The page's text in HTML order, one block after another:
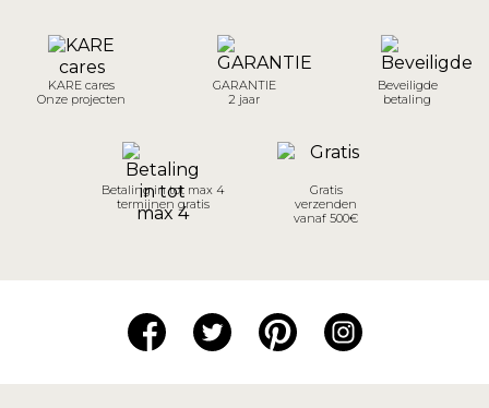
KARE cares
Onze projecten
GARANTIE
2 jaar
Beveiligde
betaling
Betaling in tot max 4
termijnen gratis
Gratis
verzenden
vanaf 500€